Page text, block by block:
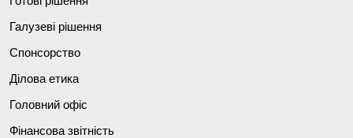
Галузеві рішення
Спонсорство
Ділова етика
Головний офіс
Фінансова звітність